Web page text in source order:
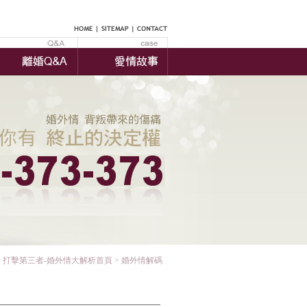
打擊第三者-婚外情大解析首頁 > 婚外情解碼